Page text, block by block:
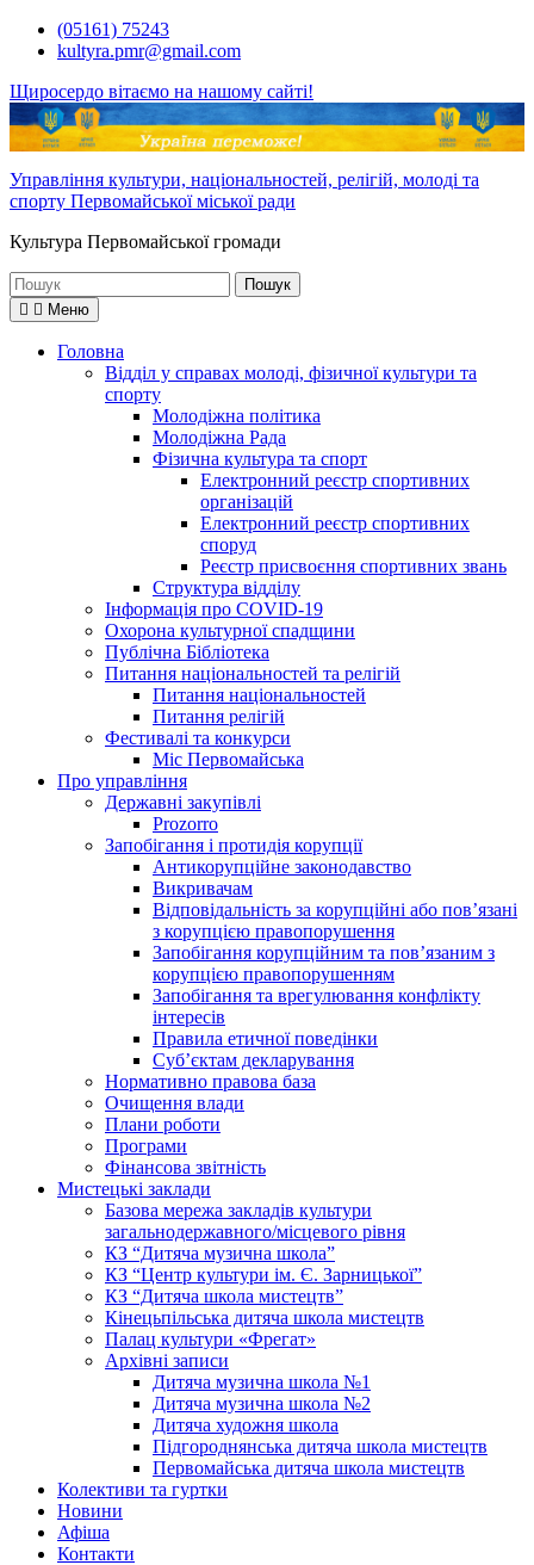
Перейти(05161) 75243
kultyra.pmr@gmail.com
Щиросердо вітаємо на нашому сайті!
Управління культури, національностей, релігій, молоді та
спорту Первомайської міської ради
Культура Первомайcької громади
Шукати:
Меню
Головна
Відділ у справах молоді, фізичної культури та
спорту
Молодіжна політика
Молодіжна Рада
Фізична культура та спорт
Електронний реєстр спортивних
організацій
Електронний реєстр спортивних
споруд
Реєстр присвоєння спортивних звань
Структура відділу
Інформація про COVID-19
Охорона культурної спадщини
Публічна Бібліотека
Питання національностей та релігій
Питання національностей
Питання релігій
Фестивалі та конкурси
Міс Первомайська
Про управління
Державні закупівлі
Prozorro
Запобігання і протидія корупції
Антикорупційне законодавство
Викривачам
Відповідальність за корупційні або пов’язані
з корупцією правопорушення
Запобігання корупційним та пов’язаним з
корупцією правопорушенням
Запобігання та врегулювання конфлікту
інтересів
Правила етичної поведінки
Суб’єктам декларування
Нормативно правова база
Очищення влади
Плани роботи
Програми
Фінансова звітність
Мистецькі заклади
Базова мережа закладів культури
загальнодержавного/місцевого рівня
КЗ “Дитяча музична школа”
КЗ “Центр культури ім. Є. Зарницької”
КЗ “Дитяча школа мистецтв”
Кінецьпільська дитяча школа мистецтв
Палац культури «Фрегат»
Архівні записи
Дитяча музична школа №1
Дитяча музична школа №2
Дитяча художня школа
Підгороднянська дитяча школа мистецтв
Первомайська дитяча школа мистецтв
Колективи та гуртки
Новини
Афіша
Контакти